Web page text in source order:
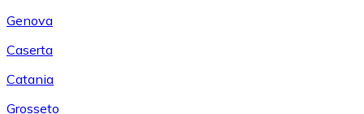
Genova
Caserta
Catania
Grosseto